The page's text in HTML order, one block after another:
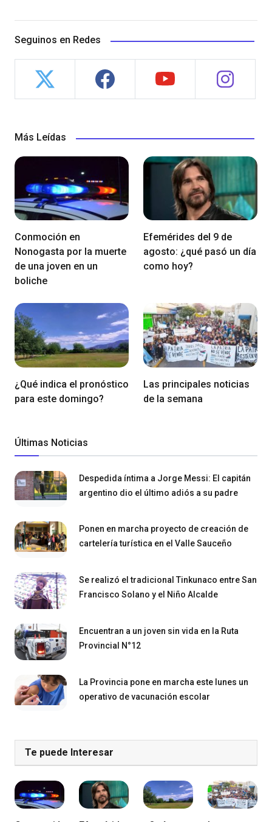
Seguinos en Redes
Más Leídas
Conmoción en
Nonogasta por la muerte
de una joven en un
boliche
Efemérides del 9 de
agosto: ¿qué pasó un día
como hoy?
¿Qué indica el pronóstico
para este domingo?
Las principales noticias
de la semana
Últimas Noticias
Despedida íntima a Jorge Messi: El capitán
argentino dio el último adiós a su padre
Ponen en marcha proyecto de creación de
cartelería turística en el Valle Sauceño
Se realizó el tradicional Tinkunaco entre San
Francisco Solano y el Niño Alcalde
Encuentran a un joven sin vida en la Ruta
Provincial N°12
La Provincia pone en marcha este lunes un
operativo de vacunación escolar
Te puede Interesar